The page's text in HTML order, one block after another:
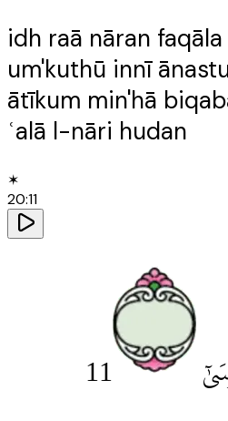
idh raā nāran
um'kuthū innī
ātīkum min'hā
ʿalā l-nāri hudan
✶
20:11
11